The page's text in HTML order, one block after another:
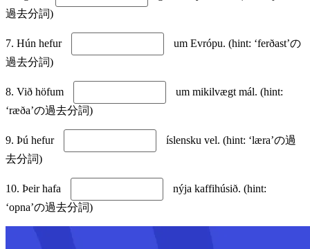
過去分詞)
7. Hún hefur
um Evrópu. (hint: ‘ferðast’の
過去分詞)
8. Við höfum
um mikilvægt mál. (hint:
‘ræða’の過去分詞)
9. Þú hefur
íslensku vel. (hint: ‘læra’の過
去分詞)
10. Þeir hafa
nýja kaffihúsið. (hint:
‘opna’の過去分詞)